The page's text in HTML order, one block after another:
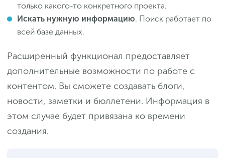
только какого-то конкретного проекта.
Искать нужную информацию. Поиск работает по
всей базе данных.
Расширенный функционал предоставляет
дополнительные возможности по работе с
контентом. Вы сможете создавать блоги,
новости, заметки и бюллетени. Информация в
этом случае будет привязана ко времени
создания.